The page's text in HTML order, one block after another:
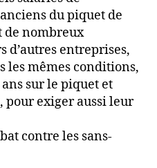
du piquet de
de nombreux
d’autres entreprises,
les mêmes conditions,
sur le piquet et
pour exiger aussi leur
contre les sans-